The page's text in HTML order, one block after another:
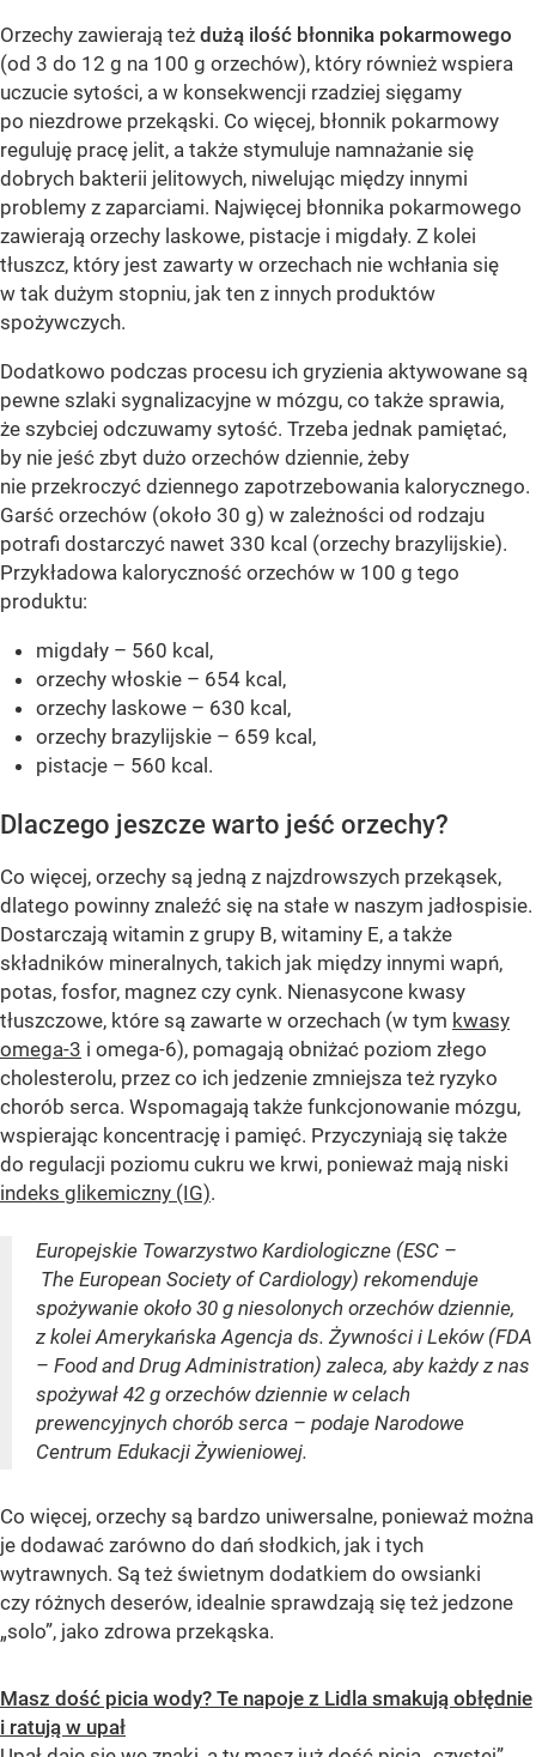
Orzechy zawierają też dużą ilość błonnika pokarmowego
(od 3 do 12 g na 100 g orzechów), który również wspiera
uczucie sytości, a w konsekwencji rzadziej sięgamy
po niezdrowe przekąski. Co więcej, błonnik pokarmowy
reguluję pracę jelit, a także stymuluje namnażanie się
dobrych bakterii jelitowych, niwelując między innymi
problemy z zaparciami. Najwięcej błonnika pokarmowego
zawierają orzechy laskowe, pistacje i migdały. Z kolei
tłuszcz, który jest zawarty w orzechach nie wchłania się
w tak dużym stopniu, jak ten z innych produktów
spożywczych.
Dodatkowo podczas procesu ich gryzienia aktywowane są
pewne szlaki sygnalizacyjne w mózgu, co także sprawia,
że szybciej odczuwamy sytość. Trzeba jednak pamiętać,
by nie jeść zbyt dużo orzechów dziennie, żeby
nie przekroczyć dziennego zapotrzebowania kalorycznego.
Garść orzechów (około 30 g) w zależności od rodzaju
potrafi dostarczyć nawet 330 kcal (orzechy brazylijskie).
Przykładowa kaloryczność orzechów w 100 g tego
produktu:
migdały – 560 kcal,
orzechy włoskie – 654 kcal,
orzechy laskowe – 630 kcal,
orzechy brazylijskie – 659 kcal,
pistacje – 560 kcal.
Dlaczego jeszcze warto jeść orzechy?
Co więcej, orzechy są jedną z najzdrowszych przekąsek,
dlatego powinny znaleźć się na stałe w naszym jadłospisie.
Dostarczają witamin z grupy B, witaminy E, a także
składników mineralnych, takich jak między innymi wapń,
potas, fosfor, magnez czy cynk. Nienasycone kwasy
tłuszczowe, które są zawarte w orzechach (w tym kwasy
omega-3 i omega-6), pomagają obniżać poziom złego
cholesterolu, przez co ich jedzenie zmniejsza też ryzyko
chorób serca. Wspomagają także funkcjonowanie mózgu,
wspierając koncentrację i pamięć. Przyczyniają się także
do regulacji poziomu cukru we krwi, ponieważ mają niski
indeks glikemiczny (IG).
Europejskie Towarzystwo Kardiologiczne (ESC –
The European Society of Cardiology) rekomenduje
spożywanie około 30 g niesolonych orzechów dziennie,
z kolei Amerykańska Agencja ds. Żywności i Leków (FDA
– Food and Drug Administration) zaleca, aby każdy z nas
spożywał 42 g orzechów dziennie w celach
prewencyjnych chorób serca – podaje Narodowe
Centrum Edukacji Żywieniowej.
Co więcej, orzechy są bardzo uniwersalne, ponieważ można
je dodawać zarówno do dań słodkich, jak i tych
wytrawnych. Są też świetnym dodatkiem do owsianki
czy różnych deserów, idealnie sprawdzają się też jedzone
„solo”, jako zdrowa przekąska.
Masz dość picia wody? Te napoje z Lidla smakują obłędnie
i ratują w upał